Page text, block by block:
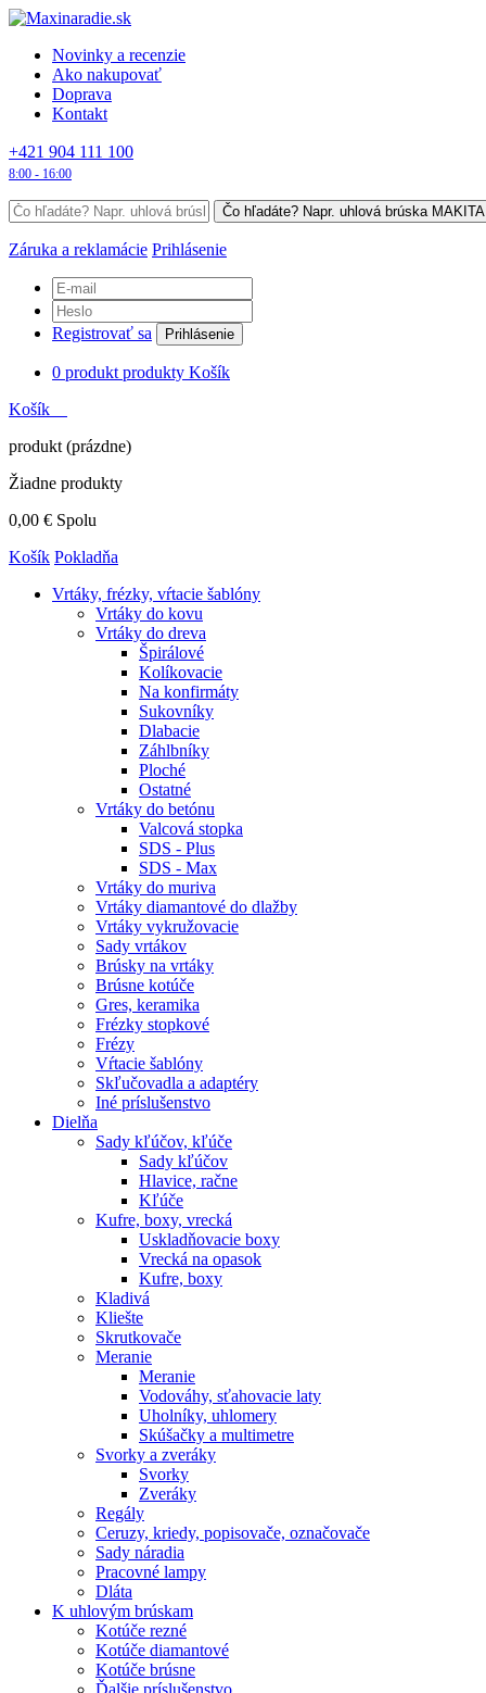
Novinky a recenzie
Ako nakupovať
Doprava
Kontakt
+421 904 111 100
8:00 - 16:00
Záruka a reklamácie Prihlásenie
Registrovať sa Prihlásenie
0 produkt produkty Košík
Košík
produkt (prázdne)
Žiadne produkty
0,00 € Spolu
Košík Pokladňa
Vrtáky, frézky, vŕtacie šablóny
Vrtáky do kovu
Vrtáky do dreva
Špirálové
Kolíkovacie
Na konfirmáty
Sukovníky
Dlabacie
Záhlbníky
Ploché
Ostatné
Vrtáky do betónu
Valcová stopka
SDS - Plus
SDS - Max
Vrtáky do muriva
Vrtáky diamantové do dlažby
Vrtáky vykružovacie
Sady vrtákov
Brúsky na vrtáky
Brúsne kotúče
Gres, keramika
Frézky stopkové
Frézy
Vŕtacie šablóny
Skľučovadla a adaptéry
Iné príslušenstvo
Dielňa
Sady kľúčov, kľúče
Sady kľúčov
Hlavice, račne
Kľúče
Kufre, boxy, vrecká
Uskladňovacie boxy
Vrecká na opasok
Kufre, boxy
Kladivá
Kliešte
Skrutkovače
Meranie
Meranie
Vodováhy, sťahovacie laty
Uholníky, uhlomery
Skúšačky a multimetre
Svorky a zveráky
Svorky
Zveráky
Regály
Ceruzy, kriedy, popisovače, označovače
Sady náradia
Pracovné lampy
Dláta
K uhlovým brúskam
Kotúče rezné
Kotúče diamantové
Kotúče brúsne
Ďalšie príslušenstvo